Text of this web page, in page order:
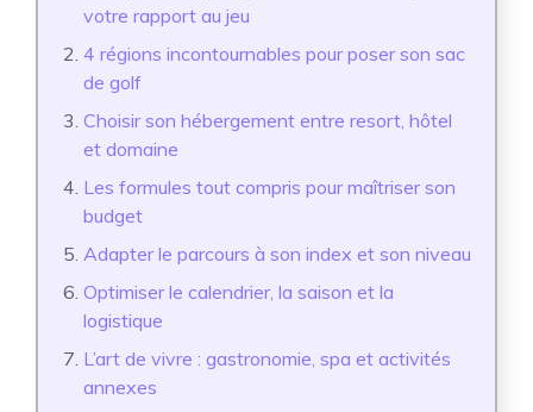
votre rapport au jeu
4 régions incontournables pour poser son sac
de golf
Choisir son hébergement entre resort, hôtel
et domaine
Les formules tout compris pour maîtriser son
budget
Adapter le parcours à son index et son niveau
Optimiser le calendrier, la saison et la
logistique
L’art de vivre : gastronomie, spa et activités
annexes